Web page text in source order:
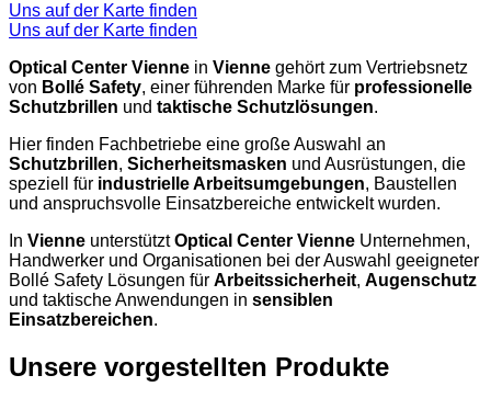
Uns auf der Karte finden
Uns auf der Karte finden
Optical Center Vienne in Vienne gehört zum Vertriebsnetz
von Bollé Safety, einer führenden Marke für professionelle
Schutzbrillen und taktische Schutzlösungen.
Hier finden Fachbetriebe eine große Auswahl an
Schutzbrillen, Sicherheitsmasken und Ausrüstungen, die
speziell für industrielle Arbeitsumgebungen, Baustellen
und anspruchsvolle Einsatzbereiche entwickelt wurden.
In Vienne unterstütztOptical Center Vienne Unternehmen,
Handwerker und Organisationen bei der Auswahl geeigneter
Bollé Safety Lösungen für Arbeitssicherheit, Augenschutz
und taktische Anwendungen in sensiblen
Einsatzbereichen.
Unsere vorgestellten Produkte